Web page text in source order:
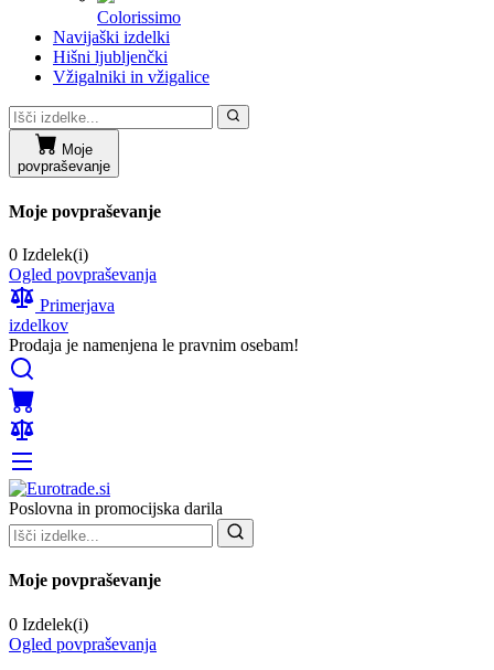
Colorissimo
Navijaški izdelki
Hišni ljubljenčki
Vžigalniki in vžigalice
Moje
povpraševanje
Moje povpraševanje
0 Izdelek(i)
Ogled povpraševanja
Primerjava
izdelkov
Prodaja je namenjena le pravnim osebam!
Poslovna in promocijska darila
Moje povpraševanje
0 Izdelek(i)
Ogled povpraševanja